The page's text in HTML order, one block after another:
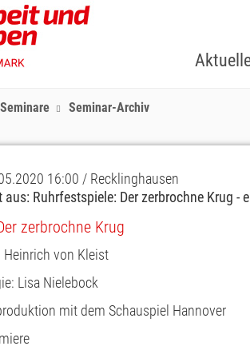
Seminare Seminar-Archiv
16:00 / Recklinghausen
Ruhrfestspiele: Der zerbrochne Krug -
zerbrochne Krug
Heinrich von Kleist
Lisa Nielebock
mit dem Schauspiel Hannover